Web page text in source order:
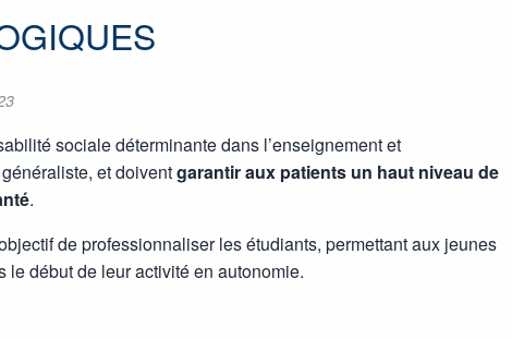
sociale déterminante dans l’enseignement et
et doiventgarantir aux patients un haut niveau de
.
de professionnaliser les étudiants, permettant aux jeunes
le début de leur activité en autonomie.